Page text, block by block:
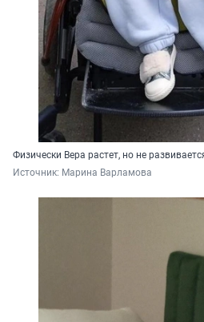
Физически Вера растет, но не
Источник: Марина Варламова